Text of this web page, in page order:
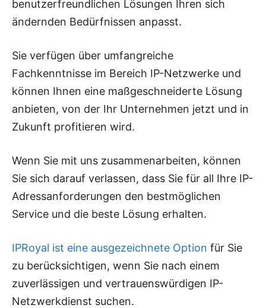
benutzerfreundlichen Lösungen Ihren sich
ändernden Bedürfnissen anpasst.
Sie verfügen über umfangreiche
Fachkenntnisse im Bereich IP-Netzwerke und
können Ihnen eine maßgeschneiderte Lösung
anbieten, von der Ihr Unternehmen jetzt und in
Zukunft profitieren wird.
Wenn Sie mit uns zusammenarbeiten, können
Sie sich darauf verlassen, dass Sie für all Ihre IP-
Adressanforderungen den bestmöglichen
Service und die beste Lösung erhalten.
IPRoyal ist eine ausgezeichnete Option für Sie
zu berücksichtigen, wenn Sie nach einem
zuverlässigen und vertrauenswürdigen IP-
Netzwerkdienst suchen.